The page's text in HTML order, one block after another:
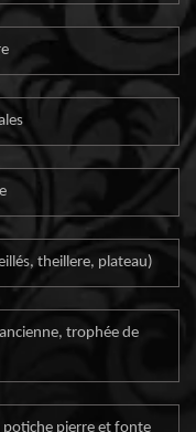
theillere, plateau)
trophée de
pierre et fonte